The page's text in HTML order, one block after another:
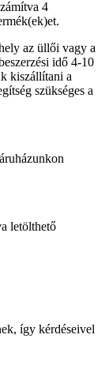
4
az üllői vagy a
idő 4-10
kiszállítani a
szükséges a
letölthető
így kérdéseivel